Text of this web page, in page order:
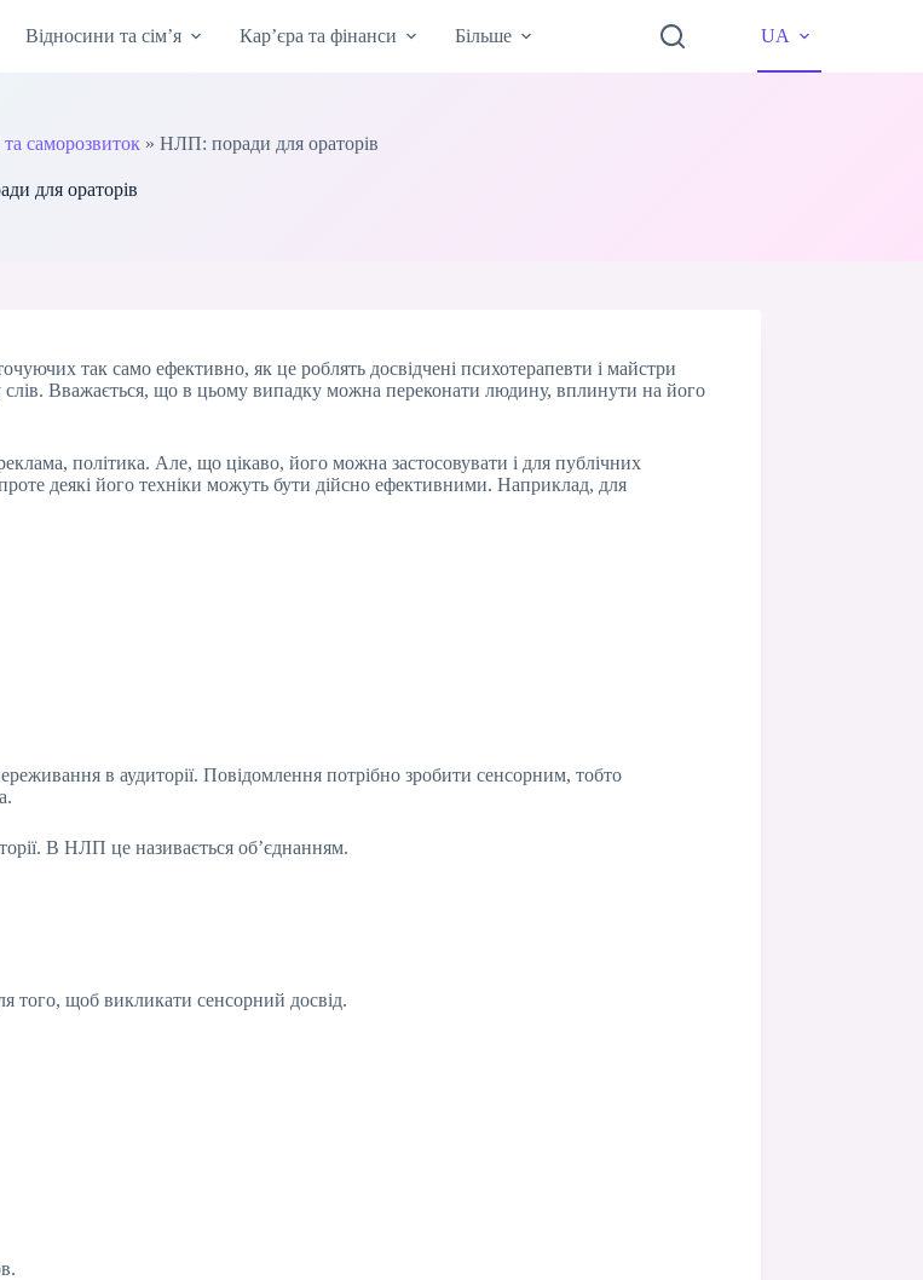
Відносини та сім’я Кар’єра та фінанси Більше UA
саморозвиток »НЛП: поради для ораторів
для ораторів
так само ефективно, як це роблять досвідчені психотерапевти і майстри
слів. Вважається, що в цьому випадку можна переконати людину, вплинути на його
політика. Але, що цікаво, його можна застосовувати і для публічних
деякі його техніки можуть бути дійсно ефективними. Наприклад, для
в аудиторії. Повідомлення потрібно зробити сенсорним, тобто
В НЛП це називається об’єднанням.
того, щоб викликати сенсорний досвід.